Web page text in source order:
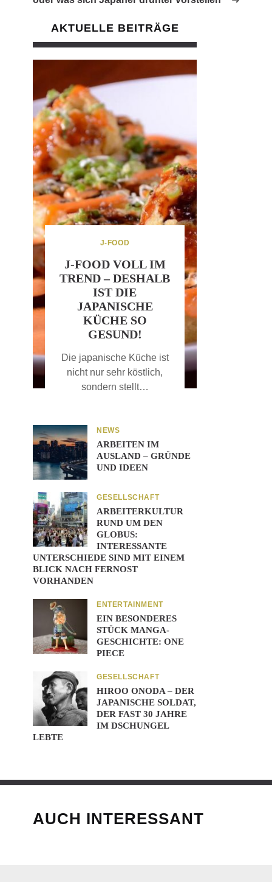
AKTUELLE BEITRÄGE
J-FOOD
J-FOOD VOLL IM
TREND – DESHALB
IST DIE
JAPANISCHE
KÜCHE SO
GESUND!
Die japanische Küche ist
nicht nur sehr köstlich,
sondern stellt…
NEWS
ARBEITEN IM
AUSLAND – GRÜNDE
UND IDEEN
GESELLSCHAFT
ARBEITERKULTUR
RUND UM DEN
GLOBUS:
INTERESSANTE
UNTERSCHIEDE SIND MIT EINEM
BLICK NACH FERNOST
VORHANDEN
ENTERTAINMENT
EIN BESONDERES
STÜCK MANGA-
GESCHICHTE: ONE
PIECE
GESELLSCHAFT
HIROO ONODA – DER
JAPANISCHE SOLDAT,
DER FAST 30 JAHRE
IM DSCHUNGEL
LEBTE
AUCH INTERESSANT